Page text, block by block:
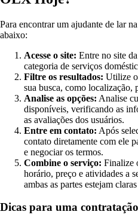
Para encontrar um ajudante de lar
abaixo:
Acesse o site: Entre no site
categoria de serviços
Filtre os resultados: Utilize
sua busca, como localização,
Analise as opções: Analise
disponíveis, verificando as
as avaliações dos usuários.
Entre em contato: Após
contato diretamente com ele
e negociar os termos.
Combine o serviço: Finalize
horário, preço e atividades a
ambas as partes estejam
Dicas para uma